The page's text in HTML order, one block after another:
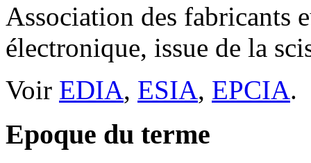
Association des fabricants
électronique, issue de la
Voir EDIA, ESIA, EPCIA.
Epoque du terme